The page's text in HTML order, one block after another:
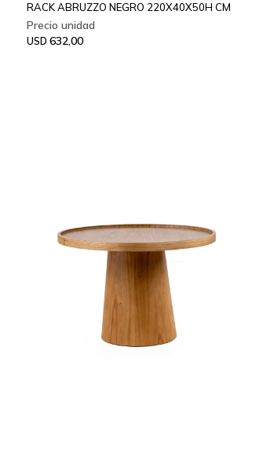
RACK ABRUZZO NEGRO 220X40X50H CM
USD 632,00